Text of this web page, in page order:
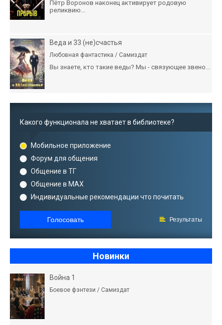
Пётр Воронов наконец активирует родовую
реликвию...
Веда и 33 (не)счастья
Любовная фантастика / Самиздат
Вы знаете, кто такие веды? Мы - связующее звено...
Какого функционала не хватает в библиотеке?
Мобильное приложение
Форум для общения
Общение в ТГ
Общение в MAX
Индивидуальные рекомендации что почитать
Голосовать Результаты
Новинки
Война 1
Боевое фэнтези / Самиздат